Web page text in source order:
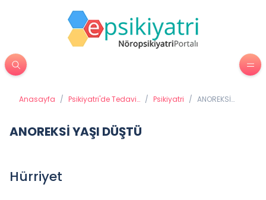
Anasayfa / Psikiyatri'de Tedavi
/ Psikiyatri / ANOREKSİ
ANOREKSİ YAŞI DÜŞTÜ
Hürriyet